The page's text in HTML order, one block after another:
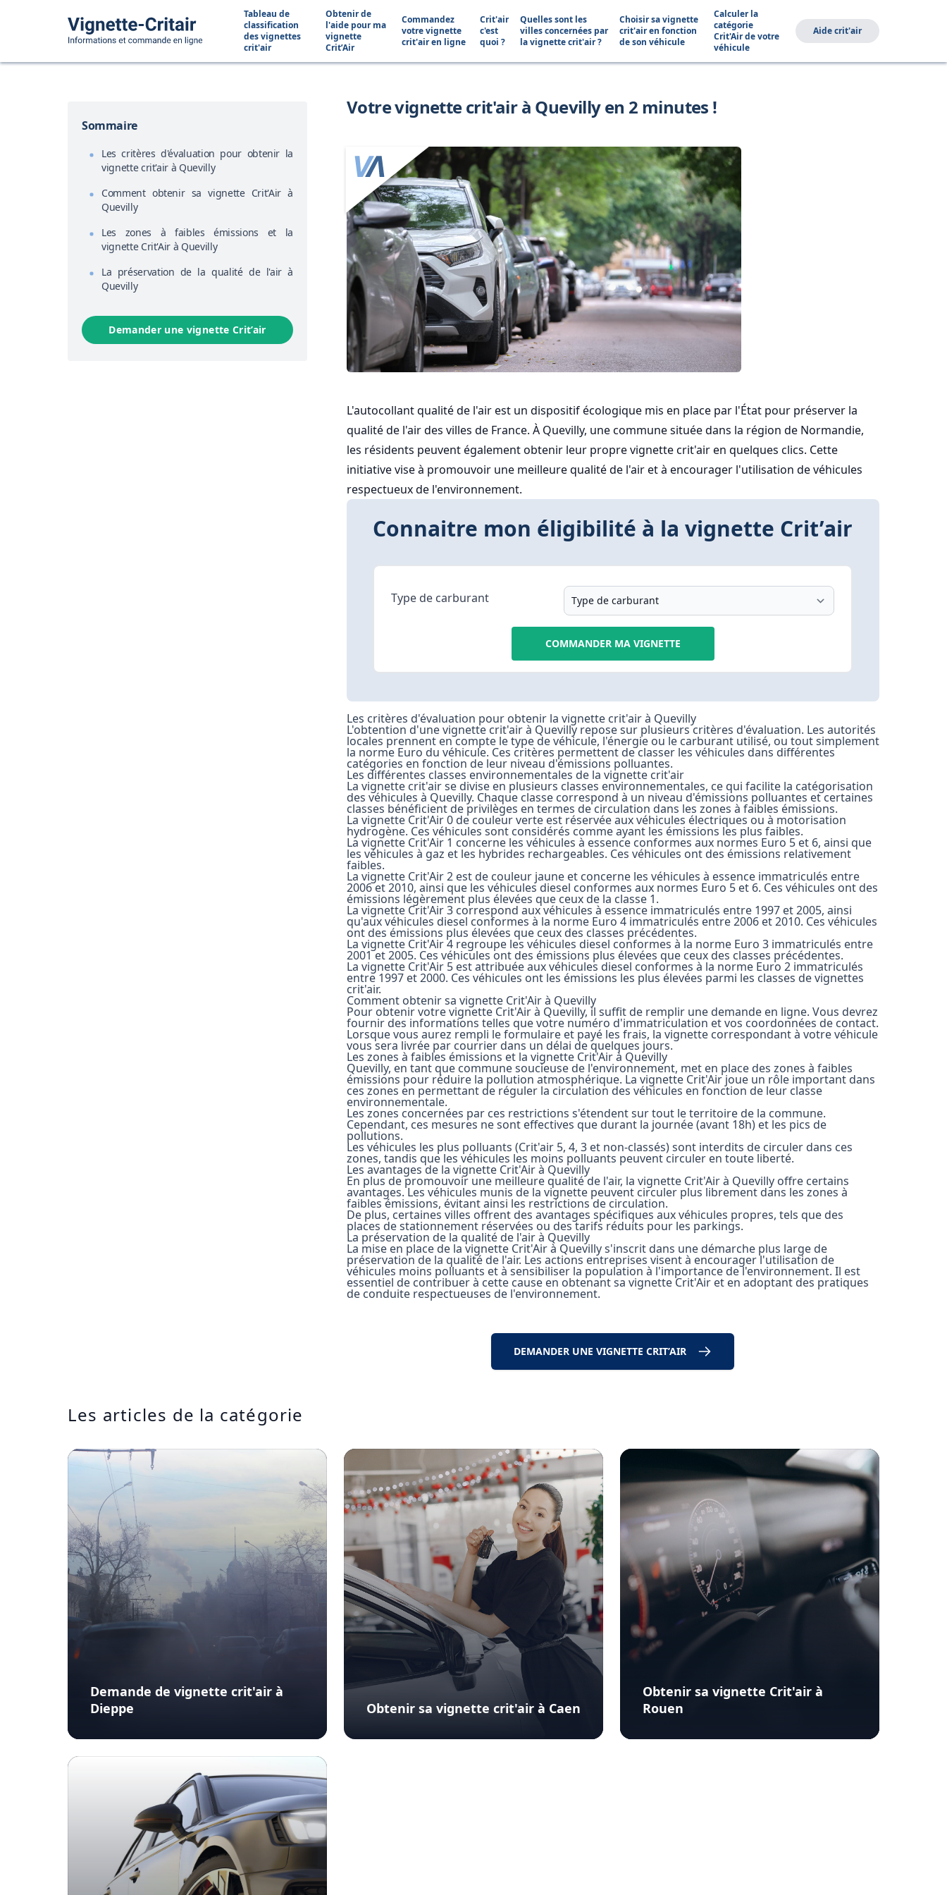
Tableau de
classification
des vignettes
crit'air
Obtenir de
l'aide pour ma
vignette
Crit’Air
Commandez
votre vignette
crit'air en ligne
Crit'air
c'est
quoi ?
Quelles sont les
villes concernées par
la vignette crit'air ?
Choisir sa vignette
crit'air en fonction
de son véhicule
Calculer la
catégorie
Crit'Air de votre
véhicule
Aide crit'air
Sommaire
Les critères d'évaluation pour obtenir la
vignette crit'air à Quevilly
Comment obtenir sa vignette Crit'Air à
Quevilly
Les zones à faibles émissions et la
vignette Crit'Air à Quevilly
La préservation de la qualité de l'air à
Quevilly
Demander une vignette Crit’air
Votre vignette crit'air à Quevilly en 2 minutes !
L'autocollant qualité de l'air est un dispositif écologique mis en place par l'État pour préserver la
qualité de l'air des villes de France. À Quevilly, une commune située dans la région de Normandie,
les résidents peuvent également obtenir leur propre vignette crit'air en quelques clics. Cette
initiative vise à promouvoir une meilleure qualité de l'air et à encourager l'utilisation de véhicules
respectueux de l'environnement.
Connaitre mon éligibilité à la vignette Crit’air
Type de carburant
COMMANDER MA VIGNETTE
Les critères d'évaluation pour obtenir la vignette crit'air à Quevilly
L'obtention d'une vignette crit'air à Quevilly repose sur plusieurs critères d'évaluation. Les autorités
locales prennent en compte le type de véhicule, l'énergie ou le carburant utilisé, ou tout simplement
la norme Euro du véhicule. Ces critères permettent de classer les véhicules dans différentes
catégories en fonction de leur niveau d'émissions polluantes.
Les différentes classes environnementales de la vignette crit'air
La vignette crit'air se divise en plusieurs classes environnementales, ce qui facilite la catégorisation
des véhicules à Quevilly. Chaque classe correspond à un niveau d'émissions polluantes et certaines
classes bénéficient de privilèges en termes de circulation dans les zones à faibles émissions.
La vignette Crit'Air 0 de couleur verte est réservée aux véhicules électriques ou à motorisation
hydrogène. Ces véhicules sont considérés comme ayant les émissions les plus faibles.
La vignette Crit'Air 1 concerne les véhicules à essence conformes aux normes Euro 5 et 6, ainsi que
les véhicules à gaz et les hybrides rechargeables. Ces véhicules ont des émissions relativement
faibles.
La vignette Crit'Air 2 est de couleur jaune et concerne les véhicules à essence immatriculés entre
2006 et 2010, ainsi que les véhicules diesel conformes aux normes Euro 5 et 6. Ces véhicules ont des
émissions légèrement plus élevées que ceux de la classe 1.
La vignette Crit'Air 3 correspond aux véhicules à essence immatriculés entre 1997 et 2005, ainsi
qu'aux véhicules diesel conformes à la norme Euro 4 immatriculés entre 2006 et 2010. Ces véhicules
ont des émissions plus élevées que ceux des classes précédentes.
La vignette Crit'Air 4 regroupe les véhicules diesel conformes à la norme Euro 3 immatriculés entre
2001 et 2005. Ces véhicules ont des émissions plus élevées que ceux des classes précédentes.
La vignette Crit'Air 5 est attribuée aux véhicules diesel conformes à la norme Euro 2 immatriculés
entre 1997 et 2000. Ces véhicules ont les émissions les plus élevées parmi les classes de vignettes
crit'air.
Comment obtenir sa vignette Crit'Air à Quevilly
Pour obtenir votre vignette Crit'Air à Quevilly, il suffit de remplir une demande en ligne. Vous devrez
fournir des informations telles que votre numéro d'immatriculation et vos coordonnées de contact.
Lorsque vous aurez rempli le formulaire et payé les frais, la vignette correspondant à votre véhicule
vous sera livrée par courrier dans un délai de quelques jours.
Les zones à faibles émissions et la vignette Crit'Air à Quevilly
Quevilly, en tant que commune soucieuse de l'environnement, met en place des zones à faibles
émissions pour réduire la pollution atmosphérique. La vignette Crit'Air joue un rôle important dans
ces zones en permettant de réguler la circulation des véhicules en fonction de leur classe
environnementale.
Les zones concernées par ces restrictions s'étendent sur tout le territoire de la commune.
Cependant, ces mesures ne sont effectives que durant la journée (avant 18h) et les pics de
pollutions.
Les véhicules les plus polluants (Crit'air 5, 4, 3 et non-classés) sont interdits de circuler dans ces
zones, tandis que les véhicules les moins polluants peuvent circuler en toute liberté.
Les avantages de la vignette Crit'Air à Quevilly
En plus de promouvoir une meilleure qualité de l'air, la vignette Crit'Air à Quevilly offre certains
avantages. Les véhicules munis de la vignette peuvent circuler plus librement dans les zones à
faibles émissions, évitant ainsi les restrictions de circulation.
De plus, certaines villes offrent des avantages spécifiques aux véhicules propres, tels que des
places de stationnement réservées ou des tarifs réduits pour les parkings.
La préservation de la qualité de l'air à Quevilly
La mise en place de la vignette Crit'Air à Quevilly s'inscrit dans une démarche plus large de
préservation de la qualité de l'air. Les actions entreprises visent à encourager l'utilisation de
véhicules moins polluants et à sensibiliser la population à l'importance de l'environnement. Il est
essentiel de contribuer à cette cause en obtenant sa vignette Crit'Air et en adoptant des pratiques
de conduite respectueuses de l'environnement.
DEMANDER UNE VIGNETTE CRIT’AIR
Les articles de la catégorie
Demande de vignette crit'air à
Dieppe
Obtenir sa vignette crit'air à Caen
Obtenir sa vignette Crit'air à
Rouen